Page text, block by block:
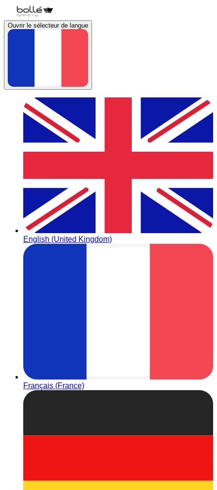
Ouvrir le sélecteur de langue
English (United Kingdom)
Français (France)